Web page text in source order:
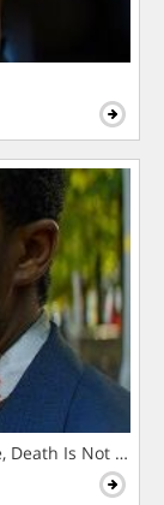
Death Is Not The